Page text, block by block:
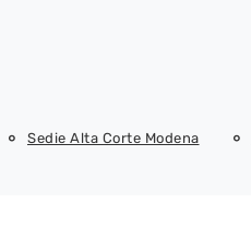
Sedie Alta Corte Modena